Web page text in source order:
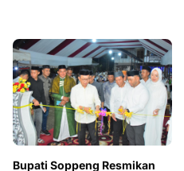
Bupati Soppeng Resmikan